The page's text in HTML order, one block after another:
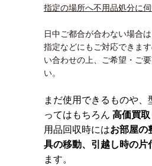
指定の場所へ不用品処分に伺
日中ご都合が合わない場合
指定などにもご対応できま
い合わせの上、ご希望・ご
い。
まだ使用できるものや、
ってはもちろん 高価買取
用品回収時にはお部屋の
具の移動、引越し時の片
ます。